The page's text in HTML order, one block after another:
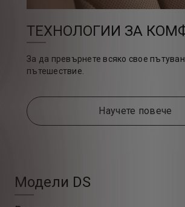
ТЕХНОЛОГИИ ЗА
За да превърнете всяко свое
пътешествие.
Научете повече
Модели DS